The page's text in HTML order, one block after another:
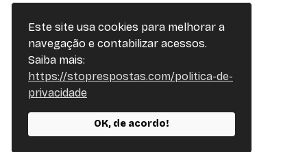
Este site usa cookies para melhorar a
navegação e contabilizar acessos.
Saiba mais:
https://stoprespostas.com/politica-de-
privacidade
OK, de acordo!